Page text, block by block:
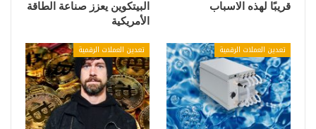
قريبًا لهذه الاسباب
البيتكوين يعزز صناعة الطاقة
الأمريكية
تعدين العملات الرقمية تعدين العملات الرقمية